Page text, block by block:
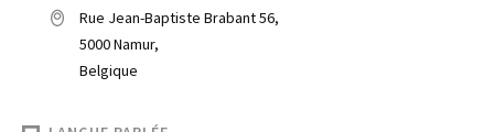
Rue Jean-Baptiste Brabant 56,
5000 Namur,
Belgique